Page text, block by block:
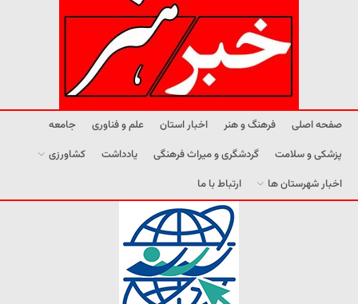
صفحه اصلی فرهنگ و هنر اخبار استان علم و فناوری
جامعه
پزشکی و سلامت
گردشگری و میراث فرهنگی یادداشت
کشاورزی
اخبار شهرستان ها
ارتباط با ما